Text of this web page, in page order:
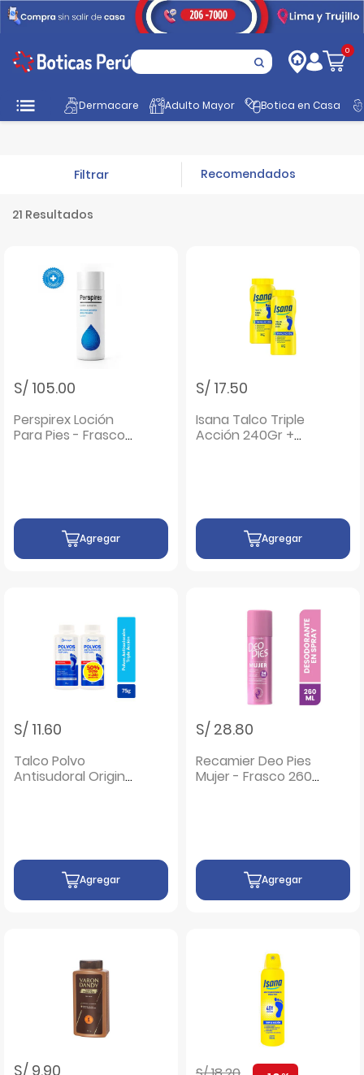
0
Dermacare Adulto Mayor Botica en Casa
Inicio Cuidado Personal Talcos y Deos
21 Resultados
Filtrar
S/ 105.00
Perspirex Loción
Para Pies - Frasco
Agregar
S/ 17.50
Isana Talco Triple
Acción 240Gr +
Agregar
S/ 11.60
Talco Polvo
Antisudoral Original
Agregar
S/ 28.80
Recamier Deo Pies
Mujer - Frasco 260
Agregar
S/ 9.90 Precio rebajado de
a